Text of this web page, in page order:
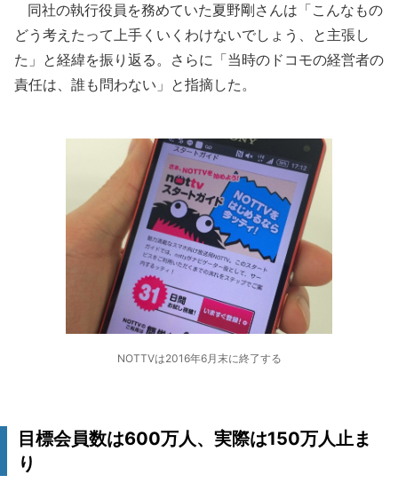
同社の執行役員を務めていた夏野剛さんは「こんなもの
どう考えたって上手くいくわけないでしょう、と主張し
た」と経緯を振り返る。さらに「当時のドコモの経営者の
責任は、誰も問わない」と指摘した。
NOTTVは2016年6月末に終了する
目標会員数は600万人、実際は150万人止ま
り